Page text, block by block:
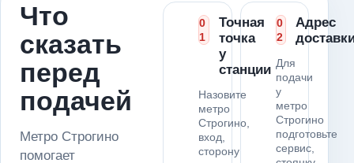
Что
сказать
перед
подачей
Метро Строгино
помогает
0
1
Точная
точка
у
станции
Назовите
метро
Строгино,
вход,
сторону
0
2
Адрес
Для
подачи
у
метро
Строгино
подготовьте
сервис,